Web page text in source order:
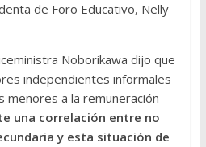
de Foro Educativo, Nelly
Noborikawa dijo que
independientes informales
menores a la remuneración
una correlación entre no
y esta situación de